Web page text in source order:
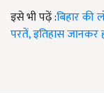
इसे भी पढ़ें :बिहार की
परतें, इतिहास जानकर